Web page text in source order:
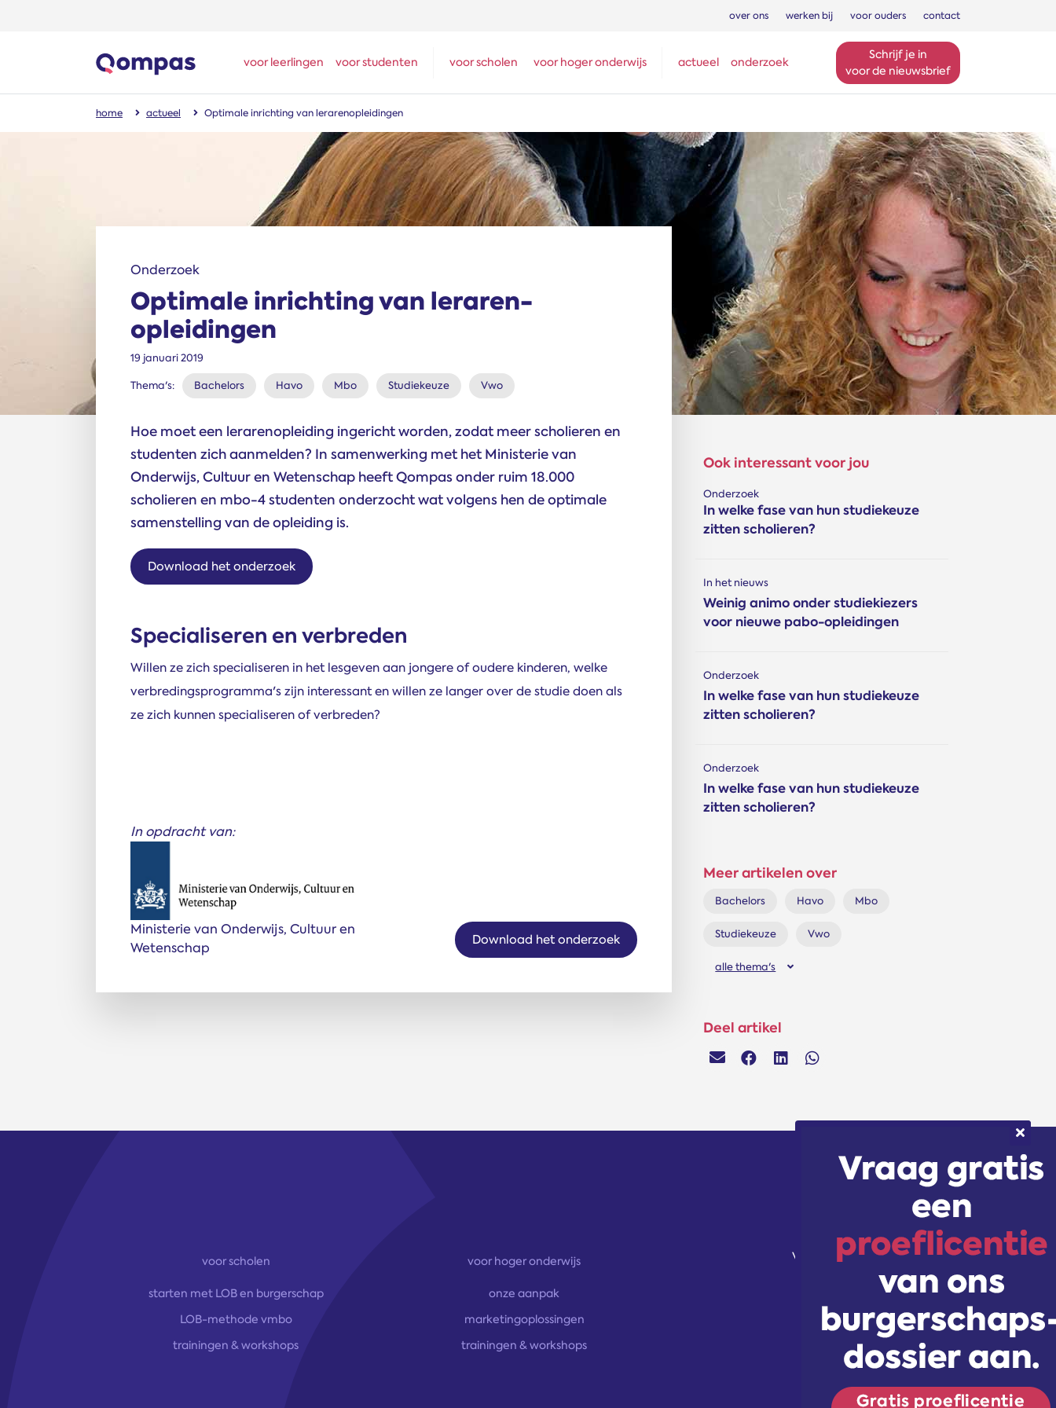
over ons werken bij voor ouders contact
voor leerlingen voor studenten voor scholen voor hoger onderwijs actueel onderzoek
Schrijf je in
voor de nieuwsbrief
home actueel Optimale inrichting van leraren­opleidingen
Onderzoek
Optimale inrichting van leraren­
opleidingen
19 januari 2019
Thema's: Bachelors Havo Mbo Studiekeuze Vwo
Hoe moet een lerarenopleiding ingericht worden, zodat meer scholieren en
studenten zich aanmelden? In samenwerking met het Ministerie van
Onderwijs, Cultuur en Wetenschap heeft Qompas onder ruim 18.000
scholieren en mbo-4 studenten onderzocht wat volgens hen de optimale
samenstelling van de opleiding is.
Download het onderzoek
Specialiseren en verbreden
Willen ze zich specialiseren in het lesgeven aan jongere of oudere kinderen, welke
verbredingsprogramma's zijn interessant en willen ze langer over de studie doen als
ze zich kunnen specialiseren of verbreden?
In opdracht van:
Ministerie van Onderwijs, Cultuur en
Wetenschap
Download het onderzoek
Ook interessant voor jou
Onderzoek
In welke fase van hun studiekeuze
zitten scholieren?
In het nieuws
Weinig animo onder studiekiezers
voor nieuwe pabo-opleidingen
Onderzoek
In welke fase van hun studiekeuze
zitten scholieren?
Onderzoek
In welke fase van hun studiekeuze
zitten scholieren?
Meer artikelen over
Bachelors Havo Mbo
Studiekeuze Vwo
alle thema's
Deel artikel
voor scholen
starten met LOB en burgerschap
LOB-methode vmbo
trainingen & workshops
voor hoger onderwijs
onze aanpak
marketingoplossingen
trainingen & workshops
Volg ons!